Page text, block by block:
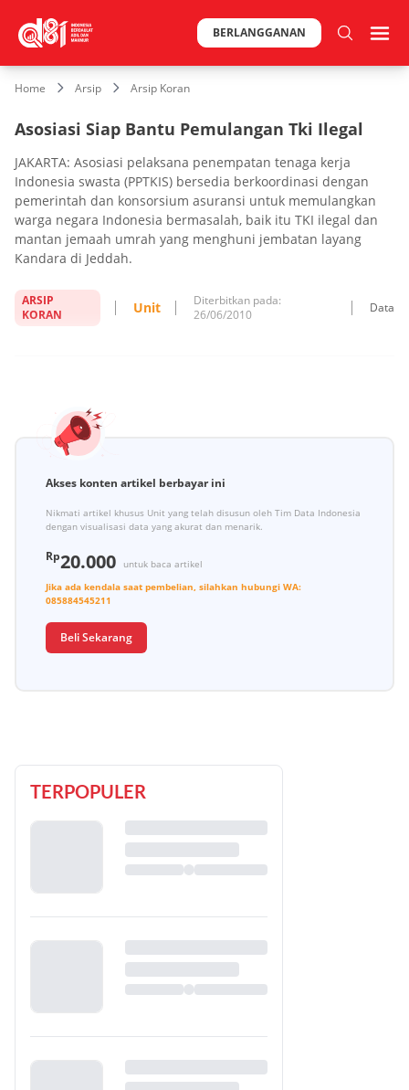
BERLANGGANAN
Home Arsip Arsip Koran
Asosiasi Siap Bantu Pemulangan Tki Ilegal
JAKARTA: Asosiasi pelaksana penempatan tenaga kerja
Indonesia swasta (PPTKIS) bersedia berkoordinasi dengan
pemerintah dan konsorsium asuransi untuk memulangkan
warga negara Indonesia bermasalah, baik itu TKI ilegal dan
mantan jemaah umrah yang menghuni jembatan layang
Kandara di Jeddah.
ARSIP
KORAN
Unit
Diterbitkan pada:
26/06/2010
Data
Akses konten artikel berbayar ini
Nikmati artikel khusus Unit yang telah disusun oleh Tim Data Indonesia
dengan visualisasi data yang akurat dan menarik.
Rp20.000
untuk baca artikel
Jika ada kendala saat pembelian, silahkan hubungi WA:
085884545211
Beli Sekarang
TERPOPULER